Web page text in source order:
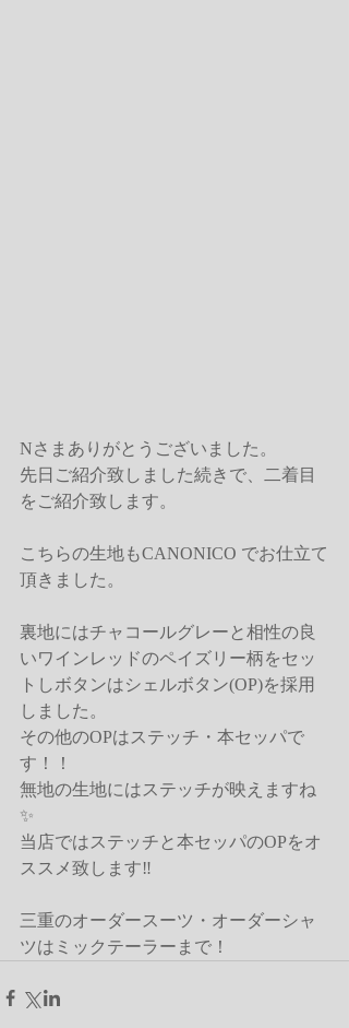
Nさまありがとうございました。
先日ご紹介致しました続きで、二着目
をご紹介致します。
こちらの生地もCANONICO でお仕立て
頂きました。
裏地にはチャコールグレーと相性の良
いワインレッドのペイズリー柄をセッ
トしボタンはシェルボタン(OP)を採用
しました。
その他のOPはステッチ・本セッパで
す！！
無地の生地にはステッチが映えますね
✨
当店ではステッチと本セッパのOPをオ
ススメ致します‼️
三重のオーダースーツ・オーダーシャ
ツはミックテーラーまで！